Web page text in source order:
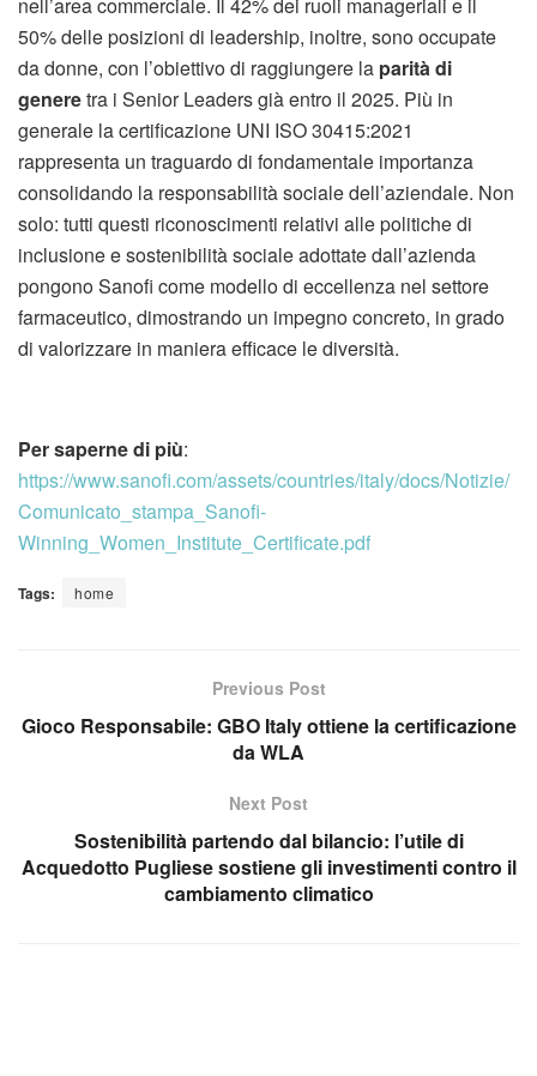
50% delle posizioni di leadership, inoltre, sono occupate
da donne, con l’obiettivo di raggiungere la parità di
generetra i Senior Leaders già entro il 2025. Più in
generale la certificazione UNI ISO 30415:2021
rappresenta un traguardo di fondamentale importanza
consolidando la responsabilità sociale dell’aziendale. Non
solo: tutti questi riconoscimenti relativi alle politiche di
inclusione e sostenibilità sociale adottate dall’azienda
pongono Sanofi come modello di eccellenza nel settore
farmaceutico, dimostrando un impegno concreto, in grado
di valorizzare in maniera efficace le diversità.
Per saperne di più:
https://www.sanofi.com/assets/countries/italy/docs/Notizie/
Comunicato_stampa_Sanofi-
Winning_Women_Institute_Certificate.pdf
Tags: home
Previous Post
Gioco Responsabile: GBO Italy ottiene la certificazione
da WLA
Next Post
Sostenibilità partendo dal bilancio: l’utile di
Acquedotto Pugliese sostiene gli investimenti contro il
cambiamento climatico